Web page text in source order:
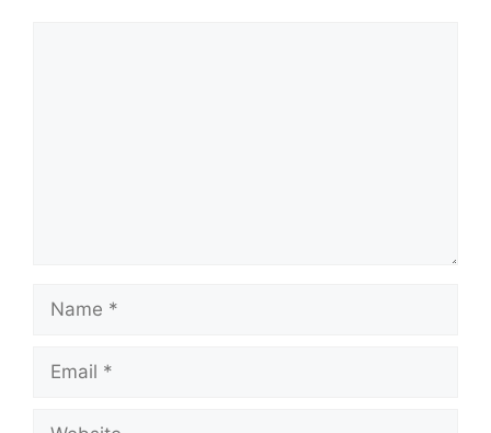
Name
Email
Website